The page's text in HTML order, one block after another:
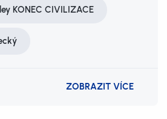
KONEC CIVILIZACE
ZOBRAZIT VÍCE